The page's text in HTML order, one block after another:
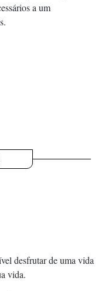
a um
desfrutar de uma vida
vida.